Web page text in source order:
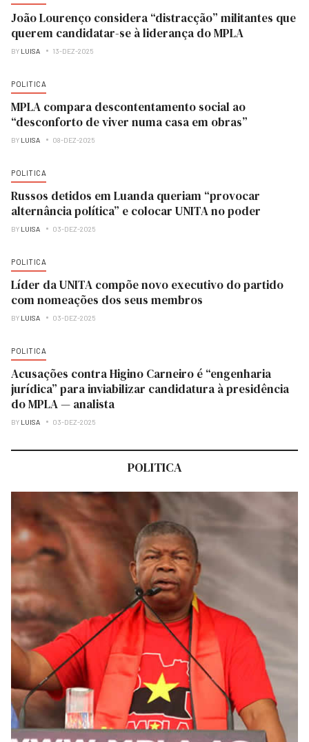
João Lourenço considera “distracção” militantes que
querem candidatar-se à liderança do MPLA
BY LUISA 13-DEZ-2025
POLITICA
MPLA compara descontentamento social ao
“desconforto de viver numa casa em obras”
BY LUISA 08-DEZ-2025
POLITICA
Russos detidos em Luanda queriam “provocar
alternância política” e colocar UNITA no poder
BY LUISA 03-DEZ-2025
POLITICA
Líder da UNITA compõe novo executivo do partido
com nomeações dos seus membros
BY LUISA 03-DEZ-2025
POLITICA
Acusações contra Higino Carneiro é “engenharia
jurídica” para inviabilizar candidatura à presidência
do MPLA — analista
BY LUISA 03-DEZ-2025
POLITICA